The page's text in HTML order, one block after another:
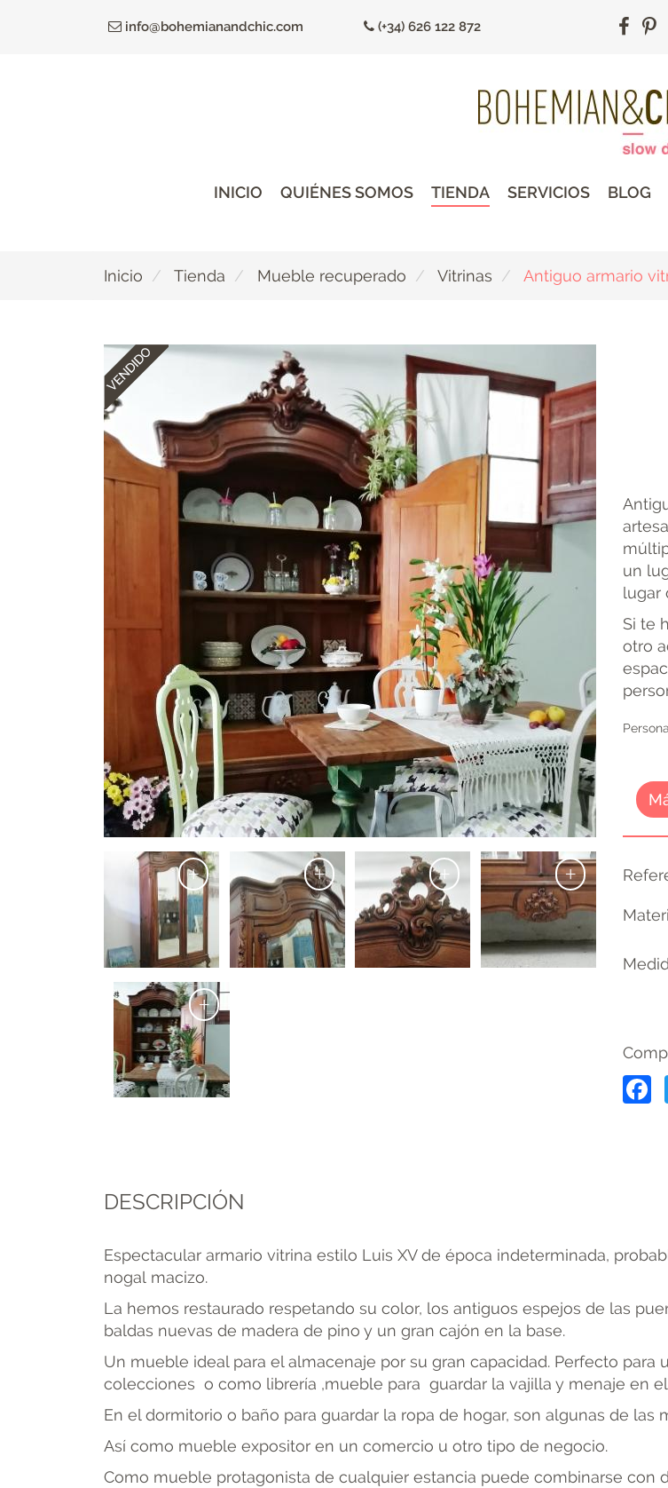
info@bohemianandchic.com (+34) 626 122 872
INICIO QUIÉNES SOMOS TIENDA SERVICIOS BLOG
Inicio Tienda Mueble recuperado Vitrinas Antiguo armario
+ + + +
+
un
lugar
Si te
otro
DESCRIPCIÓN
Espectacular armario vitrina estilo Luis XV de época indeterminada,
nogal macizo.
La hemos restaurado respetando su color, los antiguos espejos de las
baldas nuevas de madera de pino y un gran cajón en la base.
Un mueble ideal para el almacenaje por su gran capacidad. Perfecto
colecciones o como librería ,mueble para guardar la vajilla y menaje en
En el dormitorio o baño para guardar la ropa de hogar, son algunas de las
Así como mueble expositor en un comercio u otro tipo de negocio.
Como mueble protagonista de cualquier estancia puede combinarse con